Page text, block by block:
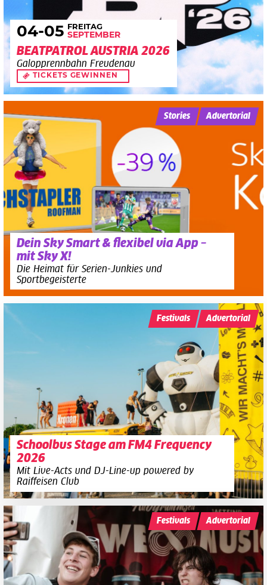
04-05 FREITAG
SEPTEMBER
BEATPATROL AUSTRIA 2026
Galopprennbahn Freudenau
TICKETS GEWINNEN
Dein Sky Smart & flexibel via App –
mit Sky X!
Die Heimat für Serien-Junkies und
Sportbegeisterte
Stories Advertorial
Schoolbus Stage am FM4 Frequency
2026
Mit Live-Acts und DJ-Line-up powered by
Raiffeisen Club
Festivals Advertorial
Festivals Advertorial